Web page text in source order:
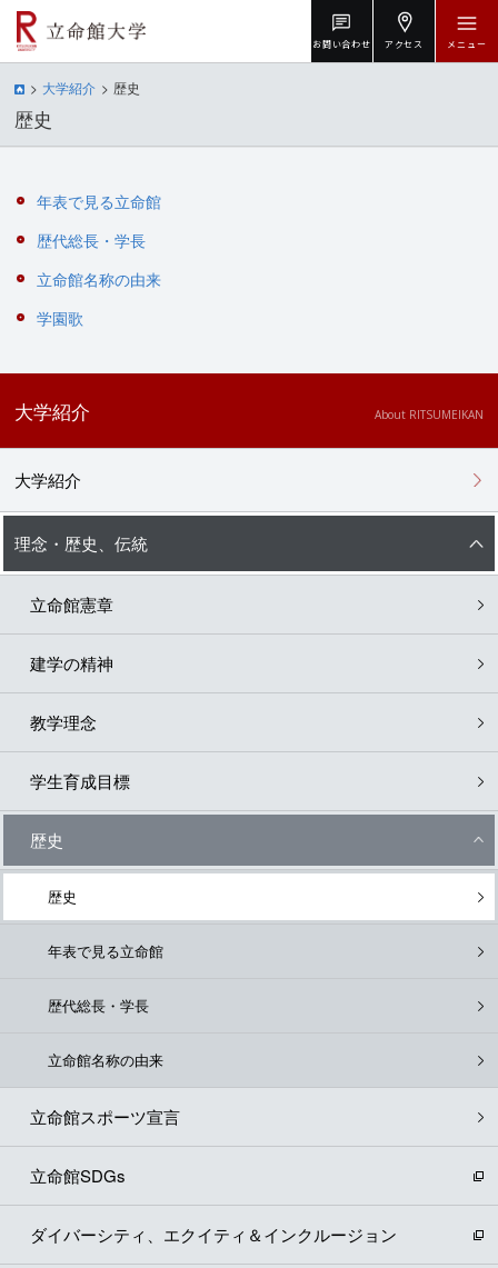
お問い合わせ アクセス メニュー
大学紹介 歴史
歴史
年表で見る立命館
歴代総長・学長
立命館名称の由来
学園歌
大学紹介 About RITSUMEIKAN
大学紹介
理念・歴史、伝統
立命館憲章
建学の精神
教学理念
学生育成目標
歴史
歴史
年表で見る立命館
歴代総長・学長
立命館名称の由来
立命館スポーツ宣言
立命館SDGs
ダイバーシティ、エクイティ＆インクルージョン